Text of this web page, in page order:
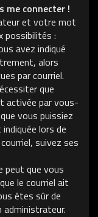
me connecter !
et votre mot
possibilités :
avez indiqué
alors
par courriel.
que
activée par vous-
vous puissiez
lors de
suivez ses
peut que vous
le courriel ait
êtes sûr de
administrateur.